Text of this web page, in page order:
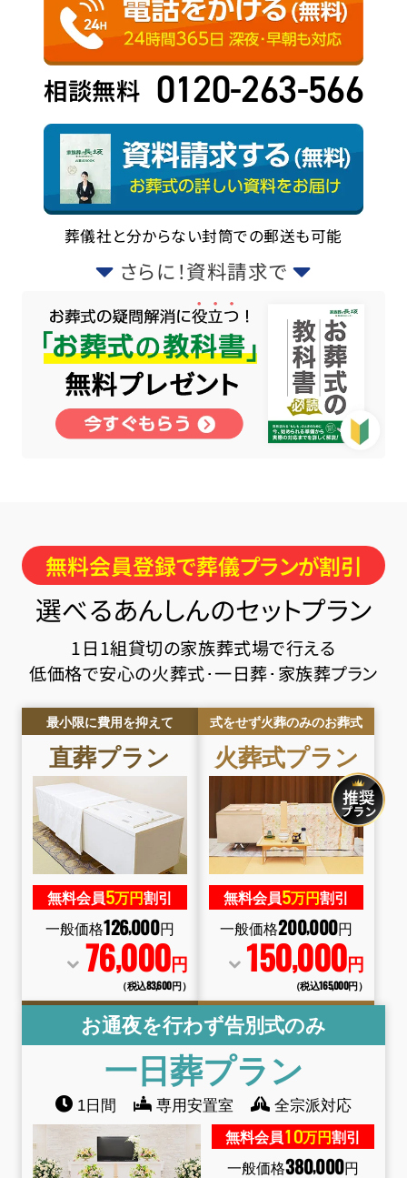
相談無料 0120-263-566
葬儀社と分からない封筒での郵送も可能
さらに！資料請求で
無料会員登録で葬儀プランが割引
選べるあんしんのセットプラン
1日1組貸切の家族葬式場で行える
低価格で安心の火葬式･一日葬･家族葬プラン
最小限に費用を抑えて
直葬プラン
無料会員5万円割引
一般価格126,000円
76,000円
（税込83,600円）
式をせず火葬のみのお葬式
火葬式プラン
無料会員5万円割引
一般価格200,000円
150,000円
（税込165,000円）
お通夜を行わず告別式のみ
一日葬プラン
1日間 専用安置室 全宗派対応
無料会員10万円割引
一般価格380,000円